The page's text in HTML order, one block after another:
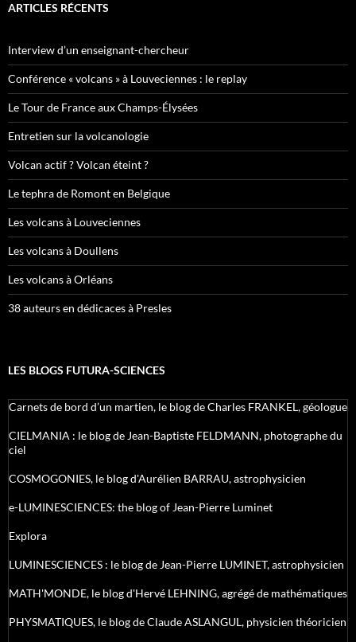
ARTICLES RÉCENTS
Interview d’un enseignant-chercheur
Conférence « volcans » à Louveciennes : le replay
Le Tour de France aux Champs-Élysées
Entretien sur la volcanologie
Volcan actif ? Volcan éteint ?
Le tephra de Romont en Belgique
Les volcans à Louveciennes
Les volcans à Doullens
Les volcans à Orléans
38 auteurs en dédicaces à Presles
LES BLOGS FUTURA-SCIENCES
Carnets de bord d’un martien, le blog de Charles FRANKEL, géologue
CIELMANIA : le blog de Jean-Baptiste FELDMANN, photographe du
ciel
COSMOGONIES, le blog d'Aurélien BARRAU, astrophysicien
e-LUMINESCIENCES: the blog of Jean-Pierre Luminet
Explora
LUMINESCIENCES : le blog de Jean-Pierre LUMINET, astrophysicien
MATH'MONDE, le blog d'Hervé LEHNING, agrégé de mathématiques
PHYSMATIQUES, le blog de Claude ASLANGUL, physicien théoricien